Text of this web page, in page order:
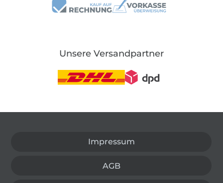
Unsere Versandpartner
Impressum
AGB